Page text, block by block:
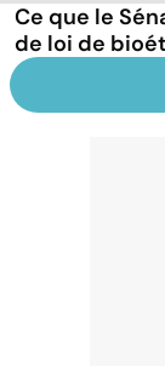
Ce que le
de loi de